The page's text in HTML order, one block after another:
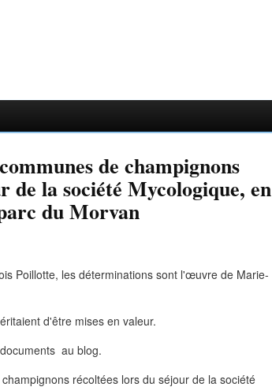
de champignons
de la société Mycologique, en
du Morvan
Poillotte, les déterminations sont l'œuvre de Marie-
d'être mises en valeur.
au blog.